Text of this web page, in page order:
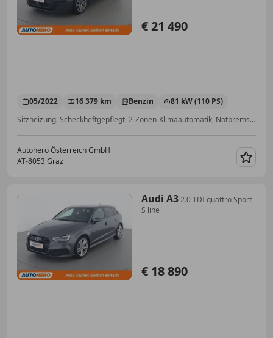
€ 21 490
05/2022 16 379 km Benzin
81 kW (110 PS)
Sitzheizung, Scheckheftgepflegt, 2-Zonen-Klimaautomatik, Notbremsassistent, Einparkhilfe Sensoren hinten, Armlehne, Alufelgen, Abstandstempomat
Autohero Österreich GmbH
AT-8053 Graz
Audi A32.0 TDI quattro Sport
S line
€ 18 890